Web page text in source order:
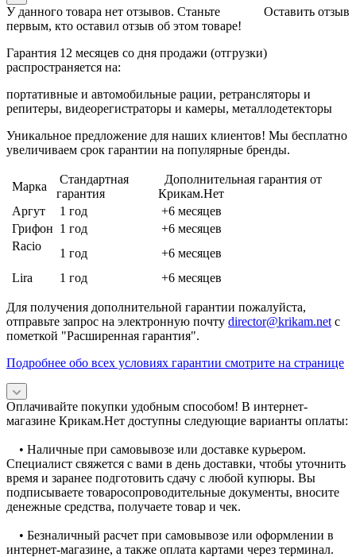
Оставить отзыв
У данного товара нет отзывов. Станьте
первым, кто оставил отзыв об этом товаре!
Гарантия 12 месяцев со дня продажи (отгрузки)
распространяется на:
портативные и автомобильные рации, ретрансляторы и
репитеры, видеорегистраторы и камеры, металлодетекторы
Уникальное предложение для наших клиентов! Мы бесплатно
увеличиваем срок гарантии на популярные бренды.
Марка
Стандартная
гарантия
Дополнительная гарантия от
Крикам.Нет
Аргут
1 год
+6 месяцев
Грифон 1 год
+6 месяцев
Racio
1 год
+6 месяцев
Lira
1 год +6 месяцев
Для получения дополнительной гарантии пожалуйста,
отправьте запрос на электронную почту director@krikam.net с
пометкой "Расширенная гарантия".
Подробнее обо всех условиях гарантии смотрите на странице
Оплачивайте покупки удобным способом! В интернет-
магазине Крикам.Нет доступны следующие варианты оплаты:
• Наличные при самовывозе или доставке курьером.
Специалист свяжется с вами в день доставки, чтобы уточнить
время и заранее подготовить сдачу с любой купюры. Вы
подписываете товаросопроводительные документы, вносите
денежные средства, получаете товар и чек.
• Безналичный расчет при самовывозе или оформлении в
интернет-магазине, а также оплата картами через терминал.